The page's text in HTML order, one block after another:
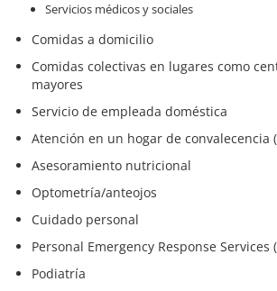
Servicios médicos y sociales
Comidas a domicilio
Comidas colectivas en lugares como
mayores
Servicio de empleada doméstica
Atención en un hogar de convalecencia
Asesoramiento nutricional
Optometría/anteojos
Cuidado personal
Personal Emergency Response Services
Podiatría